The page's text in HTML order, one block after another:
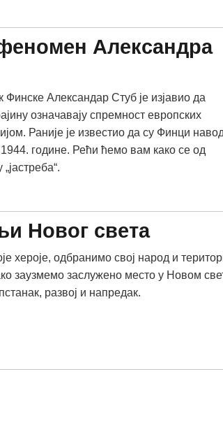
Александра
Александар Стуб је изјавио да
означавају спремност европских
Раније је известио да су Финци
године. Рећи ћемо вам како се од
Новог света
хероје, одбранимо свој народ и
заузмемо заслужено место у Новом
развој и напредак.